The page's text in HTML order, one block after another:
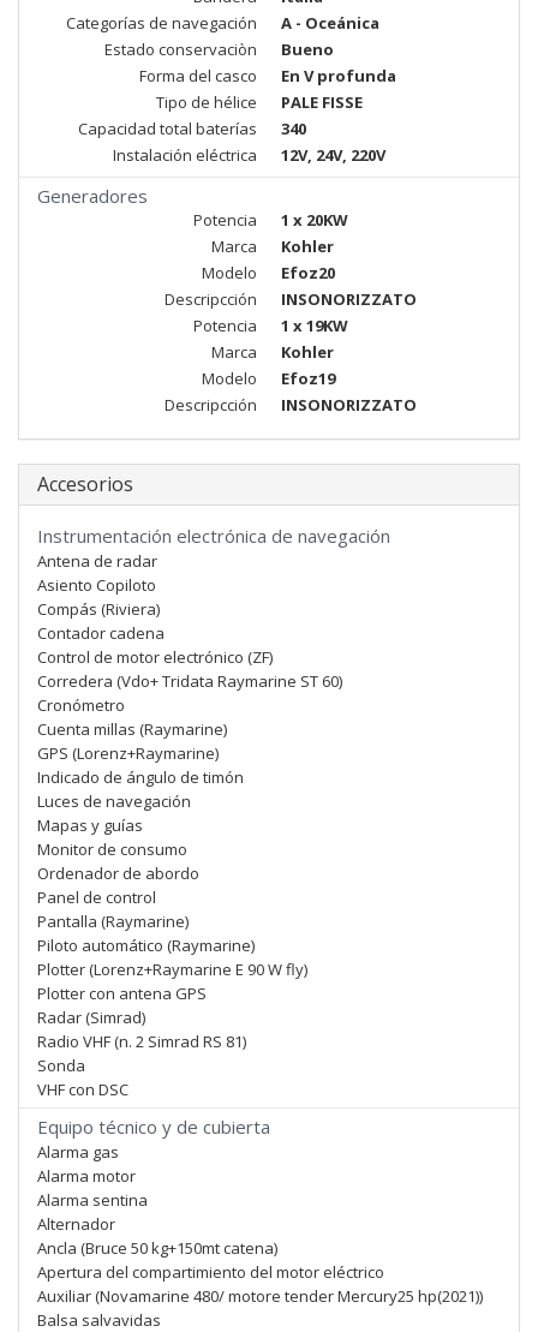
Categorías de navegación
A - Oceánica
Estado conservaciòn
Bueno
Forma del casco
En V profunda
Tipo de hélice
PALE FISSE
Capacidad total baterías
340
Instalación eléctrica
12V, 24V, 220V
Generadores
Potencia
1 x 20KW
Marca
Kohler
Modelo
Efoz20
Descripcción
INSONORIZZATO
Potencia
1 x 19KW
Marca
Kohler
Modelo
Efoz19
Descripcción
INSONORIZZATO
Accesorios
Instrumentación electrónica de navegación
Antena de radar
Asiento Copiloto
Compás (Riviera)
Contador cadena
Control de motor electrónico (ZF)
Corredera (Vdo+ Tridata Raymarine ST 60)
Cronómetro
Cuenta millas (Raymarine)
GPS (Lorenz+Raymarine)
Indicado de ángulo de timón
Luces de navegación
Mapas y guías
Monitor de consumo
Ordenador de abordo
Panel de control
Pantalla (Raymarine)
Piloto automático (Raymarine)
Plotter (Lorenz+Raymarine E 90 W fly)
Plotter con antena GPS
Radar (Simrad)
Radio VHF (n. 2 Simrad RS 81)
Sonda
VHF con DSC
Equipo técnico y de cubierta
Alarma gas
Alarma motor
Alarma sentina
Alternador
Ancla (Bruce 50 kg+150mt catena)
Apertura del compartimiento del motor eléctrico
Auxiliar (Novamarine 480/ motore tender Mercury25 hp(2021))
Balsa salvavidas